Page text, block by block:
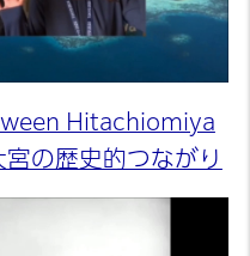
Hitachiomiya
の歴史的つながり